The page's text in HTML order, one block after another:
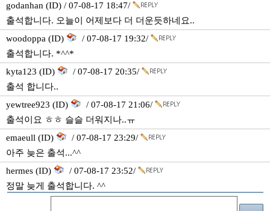
godanhan (ID) / 07-08-17 18:47/
출석합니다. 오늘이 어제보다 더 더운듯하네요..
woodoppa (ID)
/ 07-08-17 19:32/
출석합니다. *^^*
kyta123 (ID)
/ 07-08-17 20:35/
출석 합니다..
yewtree923 (ID)
/ 07-08-17 21:06/
출석이요 ㅎㅎ 슬슬 더워지나..ㅠ
emaeull (ID)
/ 07-08-17 23:29/
아주 늦은 출석...^^
hermes (ID)
/ 07-08-17 23:52/
정말 늦게 출석합니다. ^^